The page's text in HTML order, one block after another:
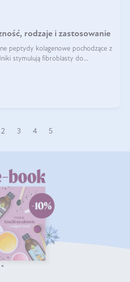
rodzaje i zastosowanie
peptydy kolagenowe pochodzące z
2 3 4 5